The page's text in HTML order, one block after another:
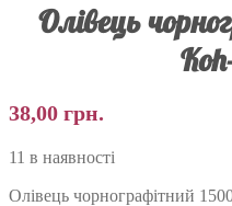
Олівець
38,00 грн.
11 в наявності
Олівець чорнографітний